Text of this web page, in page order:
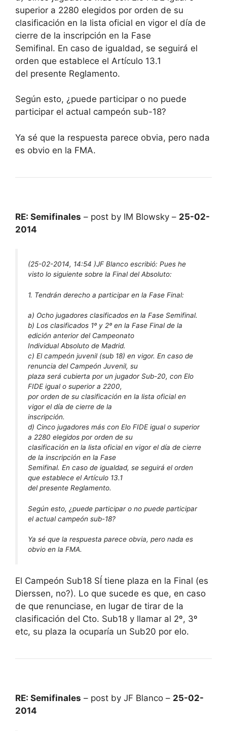
superior a 2280 elegidos por orden de su
clasificación en la lista oficial en vigor el día de
cierre de la inscripción en la Fase
Semifinal. En caso de igualdad, se seguirá el
orden que establece el Artículo 13.1
del presente Reglamento.
Según esto, ¿puede participar o no puede
participar el actual campeón sub-18?
Ya sé que la respuesta parece obvia, pero nada
es obvio en la FMA.
RE: Semifinales – post by IM Blowsky – 25-02-
2014
(25-02-2014, 14:54 )JF Blanco escribió: Pues he
visto lo siguiente sobre la Final del Absoluto:
1. Tendrán derecho a participar en la Fase Final:
a) Ocho jugadores clasificados en la Fase Semifinal.
b) Los clasificados 1º y 2º en la Fase Final de la
edición anterior del Campeonato
Individual Absoluto de Madrid.
c) El campeón juvenil (sub 18) en vigor. En caso de
renuncia del Campeón Juvenil, su
plaza será cubierta por un jugador Sub-20, con Elo
FIDE igual o superior a 2200,
por orden de su clasificación en la lista oficial en
vigor el día de cierre de la
inscripción.
d) Cinco jugadores más con Elo FIDE igual o superior
a 2280 elegidos por orden de su
clasificación en la lista oficial en vigor el día de cierre
de la inscripción en la Fase
Semifinal. En caso de igualdad, se seguirá el orden
que establece el Artículo 13.1
del presente Reglamento.
Según esto, ¿puede participar o no puede participar
el actual campeón sub-18?
Ya sé que la respuesta parece obvia, pero nada es
obvio en la FMA.
El Campeón Sub18 SÍ tiene plaza en la Final (es
Dierssen, no?). Lo que sucede es que, en caso
de que renunciase, en lugar de tirar de la
clasificación del Cto. Sub18 y llamar al 2º, 3º
etc, su plaza la ocuparía un Sub20 por elo.
RE: Semifinales – post by JF Blanco – 25-02-
2014